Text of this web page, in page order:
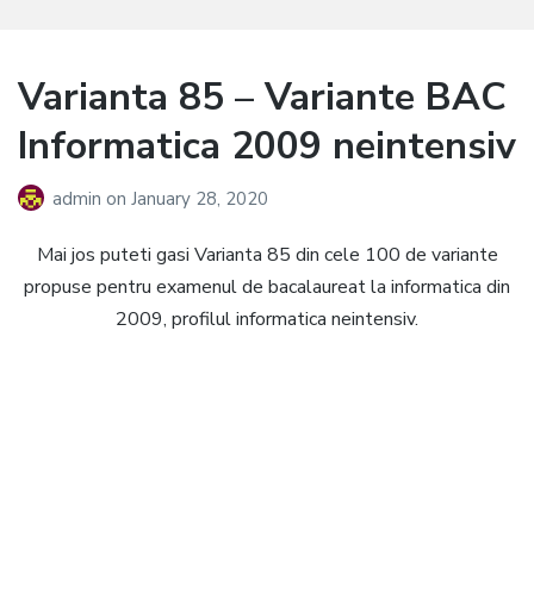
Varianta 85 – Variante BAC
Informatica 2009 neintensiv
admin on January 28, 2020
Mai jos puteti gasi Varianta 85 din cele 100 de variante
propuse pentru examenul de bacalaureat la informatica din
2009, profilul informatica neintensiv.